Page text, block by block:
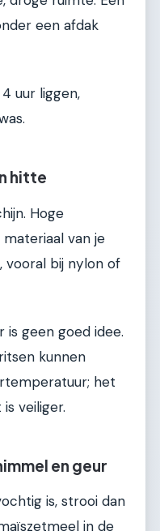
een afdak
uur liggen,
hitte
Hoge
van je
vooral bij nylon of
geen goed idee.
kunnen
het
veiliger.
en geur
is, strooi dan
in de